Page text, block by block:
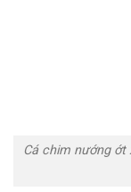
Cá chim nướng ớt